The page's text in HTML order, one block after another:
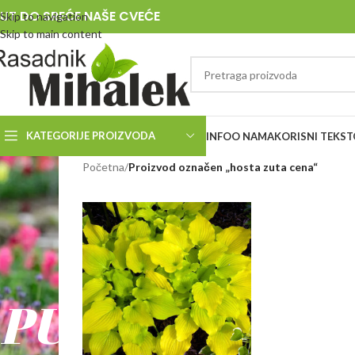
Skip to navigation
Skip to main content
DO SREĆE NAŠE CVEĆE
KATEGORIJE PROIZVODA INFOO NAMAKORISNI
RASADNIK
MIHALEK
PUT
Početna/Proizvod označen „hosta zuta cena“